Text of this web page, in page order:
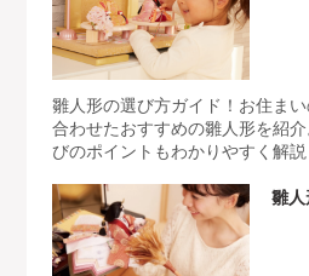
雛人形の選び方ガイド！お住ま
合わせたおすすめの雛人形を紹
びのポイントもわかりやすく解説
雛